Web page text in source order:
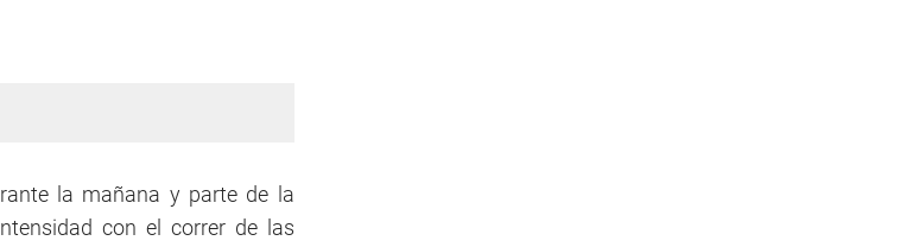
la mañana y parte de la
con el correr de las